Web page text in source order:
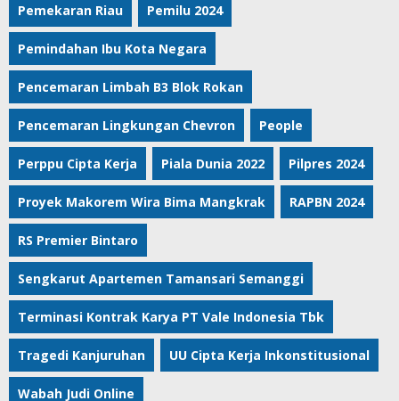
Pemekaran Riau Pemilu 2024
Pemindahan Ibu Kota Negara
Pencemaran Limbah B3 Blok Rokan
Pencemaran Lingkungan Chevron People
Perppu Cipta Kerja Piala Dunia 2022 Pilpres 2024
Proyek Makorem Wira Bima Mangkrak RAPBN 2024
RS Premier Bintaro
Sengkarut Apartemen Tamansari Semanggi
Terminasi Kontrak Karya PT Vale Indonesia Tbk
Tragedi Kanjuruhan UU Cipta Kerja Inkonstitusional
Wabah Judi Online